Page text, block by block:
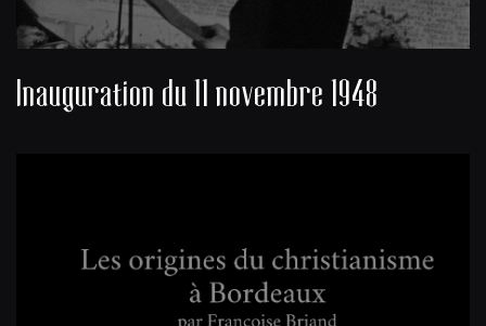
Inauguration du 11 novembre 1948